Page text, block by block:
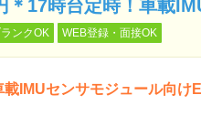
＊17時台定時！車載
ンクOK WEB登録・面接OK
載IMUセンサモジュール向け